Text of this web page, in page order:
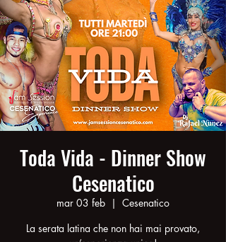
Toda Vida - Dinner Show
Cesenatico
mar 03 feb
  |
Cesenatico
La serata latina che non hai mai provato,